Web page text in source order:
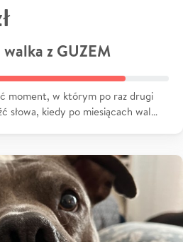
z GUZEM
moment, w którym po raz drugi
słowa, kiedy po miesiącach wal…